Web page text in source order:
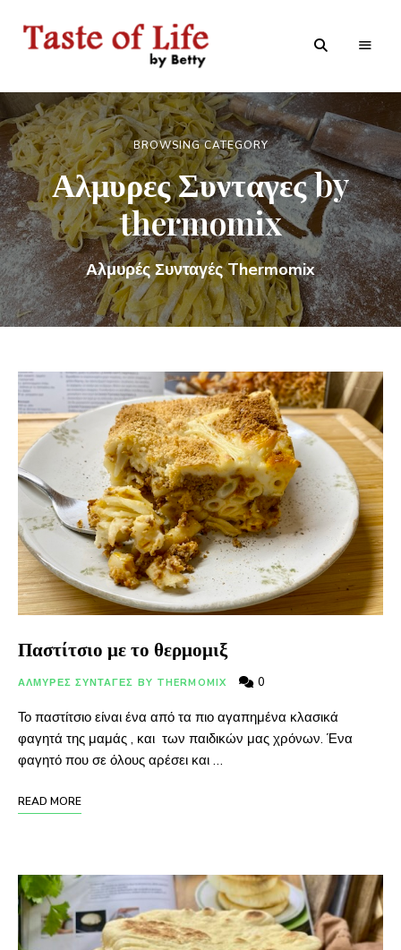
Tastoflife
By
Betty
BROWSING CATEGORY
Αλμυρες Συνταγες by
thermomix
Αλμυρές Συνταγές Thermomix
Παστίτσιο με το θερμομιξ
ΑΛΜΥΡΕΣ ΣΥΝΤΑΓΕΣ BY THERMOMIX 0
Το παστίτσιο είναι ένα από τα πιο αγαπημένα κλασικά
φαγητά της μαμάς , και των παιδικών μας χρόνων. Ένα
φαγητό που σε όλους αρέσει και …
READ MORE